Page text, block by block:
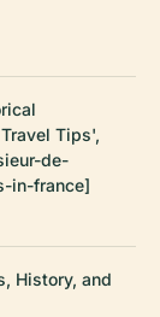
Tips',
de-
in-france]
History, and